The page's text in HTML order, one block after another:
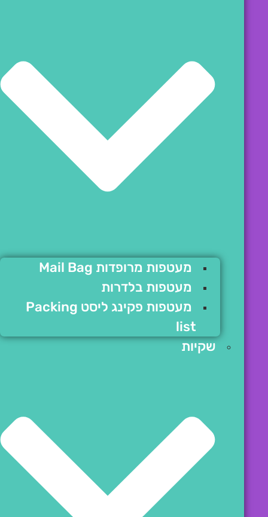
מעטפות מרופדות Mail Bag
מעטפות בלדרות
מעטפות פקינג ליסט Packing
list
שקיות